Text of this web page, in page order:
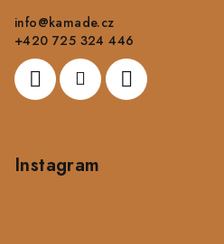
info@kamade.cz
+420 725 324 446
Instagram